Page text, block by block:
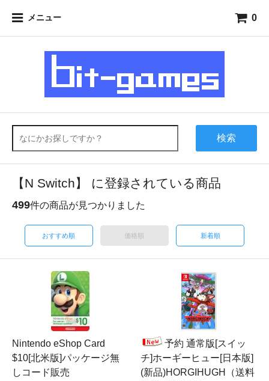
メニュー 0
検索
【N Switch】 に登録されている商品
499件の商品が見つかりました
おすすめ順 価格順 新着順
Nintendo eShop Card
$10[北米版]パッケージ無
しコード販売
予約 通常版[スイッ
チ]ホーギーヒュー[日本版]
(新品)HORGIHUGH（送料